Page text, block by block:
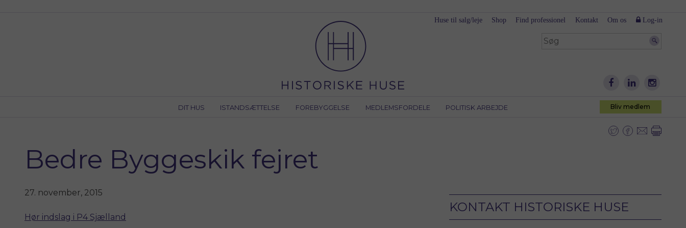
DIT HUS ISTANDSÆTTELSE FOREBYGGELSE MEDLEMSFORDELE POLITISK ARBEJDE Bliv medlem
Huse til salg/leje Shop Find professionel Kontakt Om os Log-in
Bedre Byggeskik fejret
27. november, 2015
Hør indslag i P4 Sjælland
KONTAKT HISTORISKE HUSE